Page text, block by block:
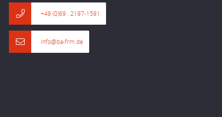
+49 (0)69 . 2197-1591
info@ba-frm.de